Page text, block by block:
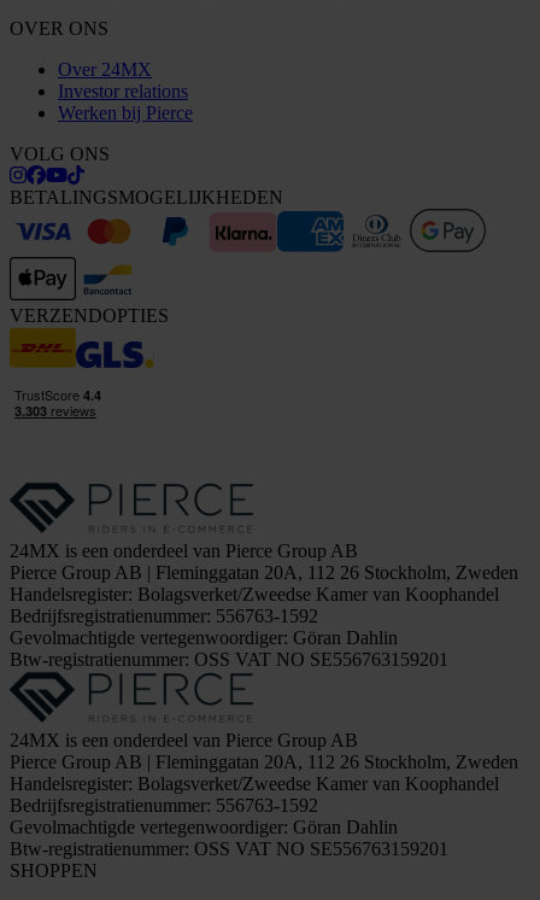
OVER ONS
Over 24MX
Investor relations
Werken bij Pierce
VOLG ONS
BETALINGSMOGELIJKHEDEN
VERZENDOPTIES
24MX is een onderdeel van Pierce Group AB
Pierce Group AB | Fleminggatan 20A, 112 26 Stockholm, Zweden
Handelsregister: Bolagsverket/Zweedse Kamer van Koophandel
Bedrijfsregistratienummer: 556763-1592
Gevolmachtigde vertegenwoordiger: Göran Dahlin
Btw-registratienummer: OSS VAT NO SE556763159201
24MX is een onderdeel van Pierce Group AB
Pierce Group AB | Fleminggatan 20A, 112 26 Stockholm, Zweden
Handelsregister: Bolagsverket/Zweedse Kamer van Koophandel
Bedrijfsregistratienummer: 556763-1592
Gevolmachtigde vertegenwoordiger: Göran Dahlin
Btw-registratienummer: OSS VAT NO SE556763159201
SHOPPEN